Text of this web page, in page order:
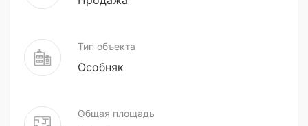
Тип объекта
Особняк
Общая площадь